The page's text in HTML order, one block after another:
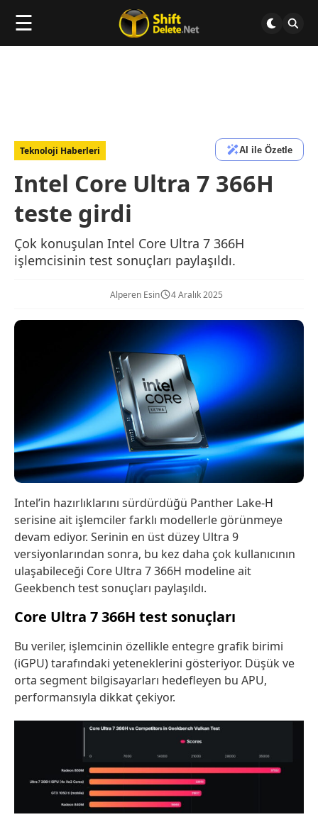
☰
Teknoloji Haberleri AI ile Özetle
Intel Core Ultra 7 366H
teste girdi
Çok konuşulan Intel Core Ultra 7 366H
işlemcisinin test sonuçları paylaşıldı.
Alperen Esin 4 Aralık 2025
Intel’in hazırlıklarını sürdürdüğü Panther Lake-H
serisine ait işlemciler farklı modellerle görünmeye
devam ediyor. Serinin en üst düzey Ultra 9
versiyonlarından sonra, bu kez daha çok kullanıcının
ulaşabileceği Core Ultra 7 366H modeline ait
Geekbench test sonuçları paylaşıldı.
Core Ultra 7 366H test sonuçları
Bu veriler, işlemcinin özellikle entegre grafik birimi
(iGPU) tarafındaki yeteneklerini gösteriyor. Düşük ve
orta segment bilgisayarları hedefleyen bu APU,
performansıyla dikkat çekiyor.